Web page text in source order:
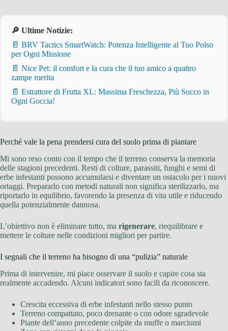
🔎 Ultime Notizie:
📄 BRV Tactics SmartWatch: Potenza Intelligente al Tuo Polso
per Ogni Missione
📄 Nice Pet: il comfort e la cura che il tuo amico a quattro
zampe merita
📄 Estrattore di Frutta XL: Massima Freschezza, Più Succo in
Ogni Goccia!
Perché vale la pena prendersi cura del suolo prima di piantare
Mi sono reso conto con il tempo che il terreno conserva la memoria
delle stagioni precedenti. Resti di colture, parassiti, funghi e semi di
erbe infestanti possono accumularsi e diventare un ostacolo per i nuovi
ortaggi. Prepararlo con metodi naturali non significa sterilizzarlo, ma
riportarlo in equilibrio, favorendo la presenza di vita utile e riducendo
quella potenzialmente dannosa.
L’obiettivo non è eliminare tutto, ma rigenerare, riequilibrare e
mettere le colture nelle condizioni migliori per partire.
I segnali che il terreno ha bisogno di una “pulizia” naturale
Prima di intervenire, mi piace osservare il suolo e capire cosa sta
realmente accadendo. Alcuni indicatori sono facili da riconoscere.
Crescita eccessiva di erbe infestanti nello stesso punto
Terreno compattato, poco drenante o con odore sgradevole
Piante dell’anno precedente colpite da muffe o marciumi